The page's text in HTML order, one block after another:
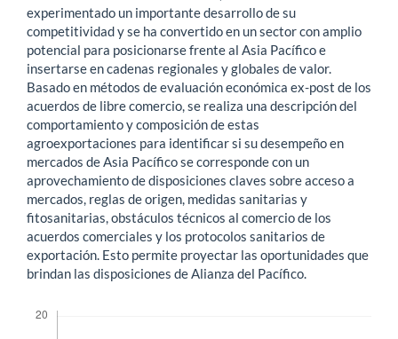
experimentado un importante desarrollo de su
competitividad y se ha convertido en un sector con amplio
potencial para posicionarse frente al Asia Pacífico e
insertarse en cadenas regionales y globales de valor.
Basado en métodos de evaluación económica ex-post de los
acuerdos de libre comercio, se realiza una descripción del
comportamiento y composición de estas
agroexportaciones para identificar si su desempeño en
mercados de Asia Pacífico se corresponde con un
aprovechamiento de disposiciones claves sobre acceso a
mercados, reglas de origen, medidas sanitarias y
fitosanitarias, obstáculos técnicos al comercio de los
acuerdos comerciales y los protocolos sanitarios de
exportación. Esto permite proyectar las oportunidades que
brindan las disposiciones de Alianza del Pacífico.